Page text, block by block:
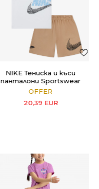
NIKE Тениска и къси
панталони Sportswear
OFFER
20,39 EUR